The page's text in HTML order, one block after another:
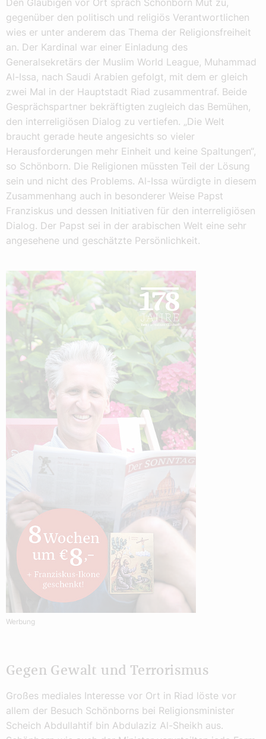
Den Gläubigen vor Ort sprach Schönborn Mut zu,
gegenüber den politisch und religiös Verantwortlichen
wies er unter anderem das Thema der Religionsfreiheit
an. Der Kardinal war einer Einladung des
Generalsekretärs der Muslim World League, Muhammad
Al-Issa, nach Saudi Arabien gefolgt, mit dem er gleich
zwei Mal in der Hauptstadt Riad zusammentraf. Beide
Gesprächspartner bekräftigten zugleich das Bemühen,
den interreligiösen Dialog zu vertiefen. „Die Welt
braucht gerade heute angesichts so vieler
Herausforderungen mehr Einheit und keine Spaltungen“,
so Schönborn. Die Religionen müssten Teil der Lösung
sein und nicht des Problems. Al-Issa würdigte in diesem
Zusammenhang auch in besonderer Weise Papst
Franziskus und dessen Initiativen für den interreligiösen
Dialog. Der Papst sei in der arabischen Welt eine sehr
angesehene und geschätzte Persönlichkeit.
Werbung
Gegen Gewalt und Terrorismus
Großes mediales Interesse vor Ort in Riad löste vor
allem der Besuch Schönborns bei Religionsminister
Scheich Abdullahtif bin Abdulaziz Al-Sheikh aus.